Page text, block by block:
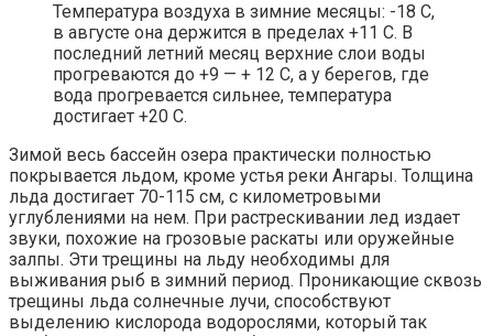
Температура воздуха в зимние месяцы: -18 С,
в августе она держится в пределах +11 С. В
последний летний месяц верхние слои воды
прогреваются до +9 — + 12 С, а у берегов, где
вода прогревается сильнее, температура
достигает +20 С.
Зимой весь бассейн озера практически полностью
покрывается льдом, кроме устья реки Ангары. Толщина
льда достигает 70-115 см, с километровыми
углублениями на нем. При растрескивании лед издает
звуки, похожие на грозовые раскаты или оружейные
залпы. Эти трещины на льду необходимы для
выживания рыб в зимний период. Проникающие сквозь
трещины льда солнечные лучи, способствуют
выделению кислорода водорослями, который так